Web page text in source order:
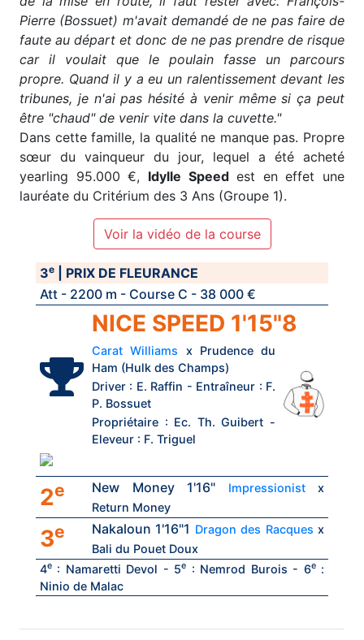
Pierre (Bossuet) m'avait demandé de ne pas faire de
faute au départ et donc de ne pas prendre de risque
car il voulait que le poulain fasse un parcours
propre. Quand il y a eu un ralentissement devant les
tribunes, je n'ai pas hésité à venir même si ça peut
être "chaud" de venir vite dans la cuvette."
Dans cette famille, la qualité ne manque pas. Propre
sœur du vainqueur du jour, lequel a été acheté
yearling 95.000 €, Idylle Speedest en effet une
lauréate du Critérium des 3 Ans (Groupe 1).
Voir la vidéo de la course
3e
| PRIX DE FLEURANCE
Att - 2200 m - Course C - 38 000 €
NICE SPEED 1'15"8
Carat Williams x Prudence du
Ham (Hulk des Champs)
Driver : E. Raffin - Entraîneur : F.
P. Bossuet
Propriétaire : Ec. Th. Guibert -
Eleveur : F. Triguel
2e New Money 1'16" Impressionistx
Return Money
3e Nakaloun 1'16"1 Dragon des Racques x
Bali du Pouet Doux
4e : Namaretti Devol - 5e : Nemrod Burois - 6e:
Ninio de Malac